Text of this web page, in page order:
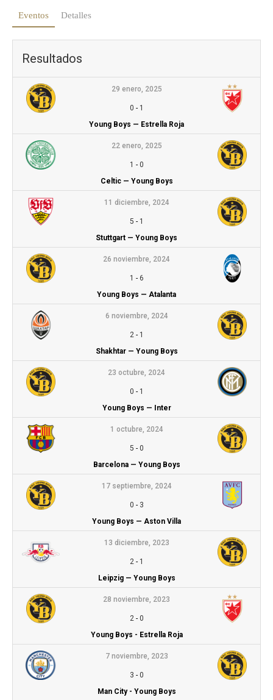
Eventos Detalles
Resultados
29 enero, 2025
0 - 1
Young Boys — Estrella Roja
22 enero, 2025
1 - 0
Celtic — Young Boys
11 diciembre, 2024
5 - 1
Stuttgart — Young Boys
26 noviembre, 2024
1 - 6
Young Boys — Atalanta
6 noviembre, 2024
2- 1
Shakhtar — Young Boys
23 octubre, 2024
0 - 1
Young Boys — Inter
1 octubre, 2024
5 - 0
Barcelona — Young Boys
17 septiembre, 2024
0 - 3
Young Boys — Aston Villa
13 diciembre, 2023
2- 1
Leipzig — Young Boys
28 noviembre, 2023
2- 0
Young Boys - Estrella Roja
7 noviembre, 2023
3 - 0
Man City - Young Boys